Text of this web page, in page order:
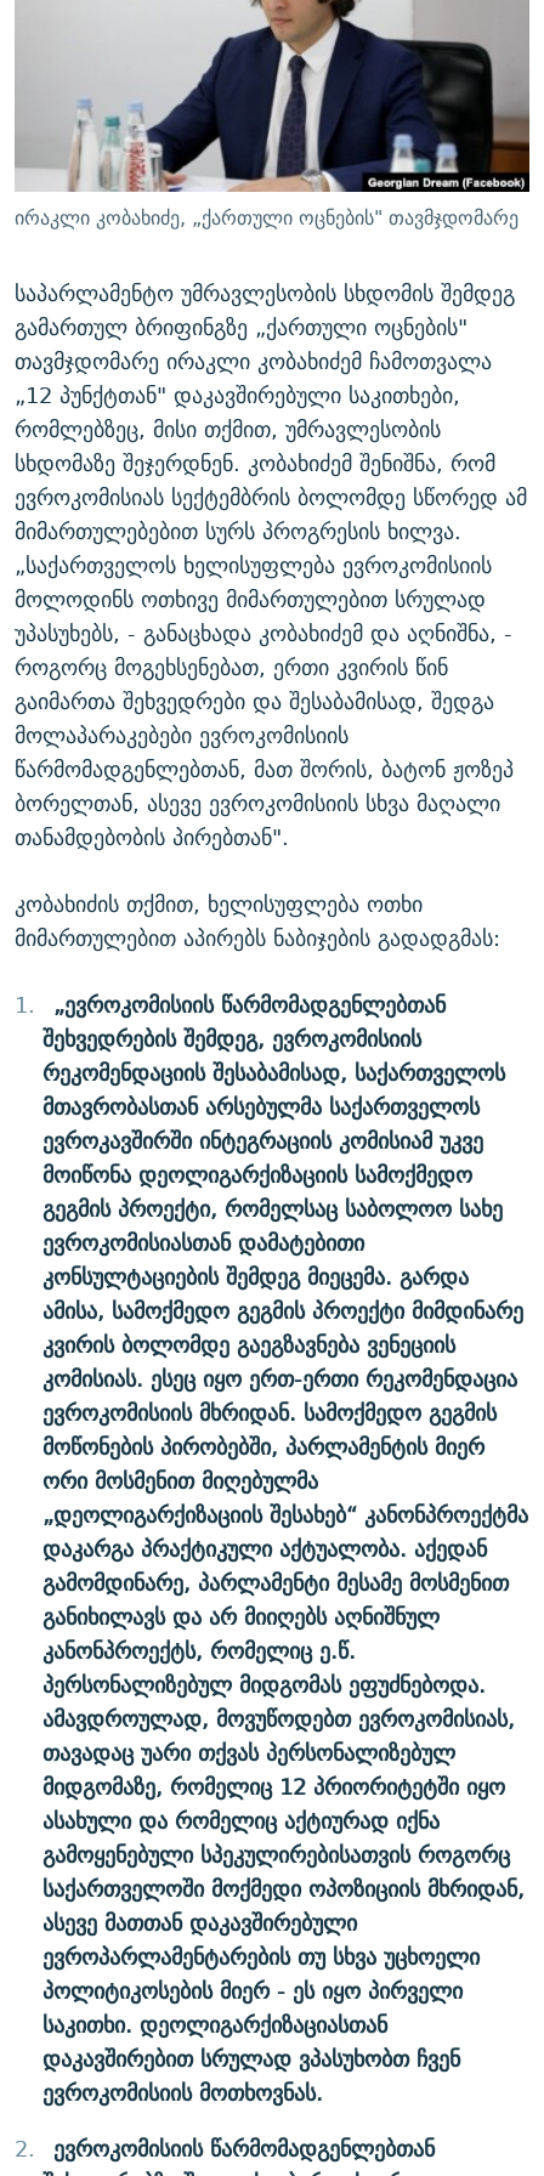
ᲚᲘᲢᲔᲠᲐᲢᲣᲠᲣᲚᲘ ᲬᲐᲮᲜᲐᲒᲔᲑᲘ
ᲐᲛᲔᲠᲘᲙᲣᲚᲘ ᲛᲝᲗᲮᲠᲝᲑᲐ
ᲘᲛᲞᲔᲠᲘᲐ ᲓᲐ ᲠᲐᲓᲘᲝ
ᲩᲔᲛᲘ ᲡᲘᲙᲕᲓᲘᲚᲘᲡ ᲛᲘᲖᲔᲖᲘᲐ COVID-19
11 ᲬᲔᲚᲘ - 11 ᲐᲛᲑᲐᲕᲘ
ᲡᲐᲞᲐᲠᲚᲐᲛᲔᲜᲢᲝ ᲐᲠᲩᲔᲕᲜᲔᲑᲘᲡ ᲘᲡᲢᲝᲠᲘᲐ
ᲑᲐᲕᲨᲕᲔᲑᲘ ᲞᲠᲝᲡᲢᲘᲢᲣᲪᲘᲐᲨᲘ - ᲐᲛᲝᲣᲗᲥᲛᲔᲚᲘ ᲐᲛᲑᲐᲕᲘ
5 ᲐᲛᲑᲐᲕᲘ - 20 ᲘᲕᲜᲘᲡᲡ ᲓᲐᲨᲐᲕᲔᲑᲣᲚᲔᲑᲘ
ПРИВЕТ ᲙᲣᲚᲢᲣᲠᲐ
რთე/რთ-ის ყველა საიტი
ირაკლი კობახიძე, „ქართული ოცნების" თავმჯდომარე
საპარლამენტო უმრავლესობის სხდომის შემდეგ
გამართულ ბრიფინგზე „ქართული ოცნების"
თავმჯდომარე ირაკლი კობახიძემ ჩამოთვალა
„12 პუნქტთან" დაკავშირებული საკითხები,
რომლებზეც, მისი თქმით, უმრავლესობის
სხდომაზე შეჯერდნენ. კობახიძემ შენიშნა, რომ
ევროკომისიას სექტემბრის ბოლომდე სწორედ ამ
მიმართულებებით სურს პროგრესის ხილვა.
„საქართველოს ხელისუფლება ევროკომისიის
მოლოდინს ოთხივე მიმართულებით სრულად
უპასუხებს, - განაცხადა კობახიძემ და აღნიშნა, -
როგორც მოგეხსენებათ, ერთი კვირის წინ
გაიმართა შეხვედრები და შესაბამისად, შედგა
მოლაპარაკებები ევროკომისიის
წარმომადგენლებთან, მათ შორის, ბატონ ჟოზეპ
ბორელთან, ასევე ევროკომისიის სხვა მაღალი
თანამდებობის პირებთან".
კობახიძის თქმით, ხელისუფლება ოთხი
მიმართულებით აპირებს ნაბიჯების გადადგმას:
„ევროკომისიის წარმომადგენლებთან
შეხვედრების შემდეგ, ევროკომისიის
რეკომენდაციის შესაბამისად, საქართველოს
მთავრობასთან არსებულმა საქართველოს
ევროკავშირში ინტეგრაციის კომისიამ უკვე
მოიწონა დეოლიგარქიზაციის სამოქმედო
გეგმის პროექტი, რომელსაც საბოლოო სახე
ევროკომისიასთან დამატებითი
კონსულტაციების შემდეგ მიეცემა. გარდა
ამისა, სამოქმედო გეგმის პროექტი მიმდინარე
კვირის ბოლომდე გაეგზავნება ვენეციის
კომისიას. ესეც იყო ერთ-ერთი რეკომენდაცია
ევროკომისიის მხრიდან. სამოქმედო გეგმის
მოწონების პირობებში, პარლამენტის მიერ
ორი მოსმენით მიღებულმა
„დეოლიგარქიზაციის შესახებ“ კანონპროექტმა
დაკარგა პრაქტიკული აქტუალობა. აქედან
გამომდინარე, პარლამენტი მესამე მოსმენით
განიხილავს და არ მიიღებს აღნიშნულ
კანონპროექტს, რომელიც ე.წ.
პერსონალიზებულ მიდგომას ეფუძნებოდა.
ამავდროულად, მოვუწოდებთ ევროკომისიას,
თავადაც უარი თქვას პერსონალიზებულ
მიდგომაზე, რომელიც 12 პრიორიტეტში იყო
ასახული და რომელიც აქტიურად იქნა
გამოყენებული სპეკულირებისათვის როგორც
საქართველოში მოქმედი ოპოზიციის მხრიდან,
ასევე მათთან დაკავშირებული
ევროპარლამენტარების თუ სხვა უცხოელი
პოლიტიკოსების მიერ - ეს იყო პირველი
საკითხი. დეოლიგარქიზაციასთან
დაკავშირებით სრულად ვპასუხობთ ჩვენ
ევროკომისიის მოთხოვნას.
ევროკომისიის წარმომადგენლებთან